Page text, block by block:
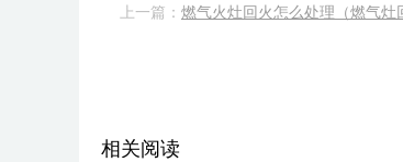
上一篇： 燃气火灶回火怎么处理（燃气灶
相关阅读